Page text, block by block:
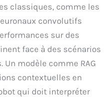
classiques, comme les
convolutifs
sur des
face à des scénarios
modèle comme RAG
contextuelles en
qui doit interpréter